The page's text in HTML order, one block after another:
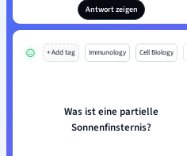
Antwort zeigen
+ Add tag Immunology Cell Biology
Was ist eine partielle
Sonnenfinsternis?